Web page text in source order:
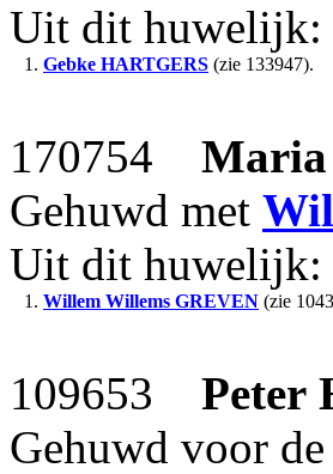
Uit dit huwelijk:
1. Gebke HARTGERS (zie 133947).
170754 Maria
Gehuwd met
Uit dit huwelijk:
1. Willem Willems GREVEN (zie
109653 Peter
Gehuwd voor